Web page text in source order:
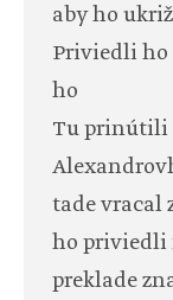
aby ho
Priviedli ho
ho
Tu prinútili
tade vracal
ho priviedli
preklade